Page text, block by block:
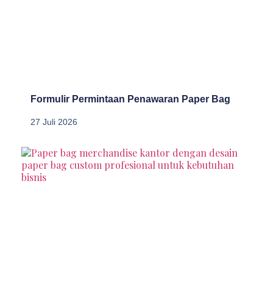
Formulir Permintaan Penawaran Paper Bag
27 Juli 2026